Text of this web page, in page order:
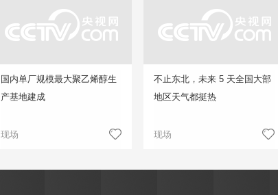
国内单厂规模最大聚乙烯醇生
产基地建成
现场
不止东北，未来 5 天全国大部
地区天气都挺热
现场